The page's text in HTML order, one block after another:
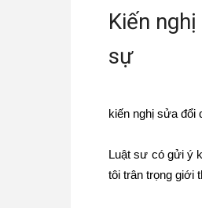
Kiến
sự
kiến nghị sửa đổi
Luật sư có gửi ý
tôi trân trọng giới